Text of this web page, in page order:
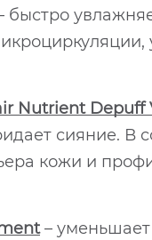
быстро
Nutrient
сияние. В
кожи и
– уменьшает